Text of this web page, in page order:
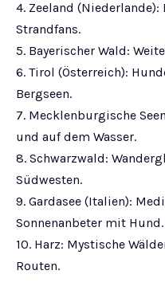
4. Zeeland (Niederlande):
Strandfans.
5. Bayerischer Wald:
6. Tirol (Österreich):
Bergseen.
7. Mecklenburgische
und auf dem Wasser.
8. Schwarzwald:
Südwesten.
9. Gardasee (Italien):
Sonnenanbeter mit Hund.
10. Harz: Mystische
Routen.